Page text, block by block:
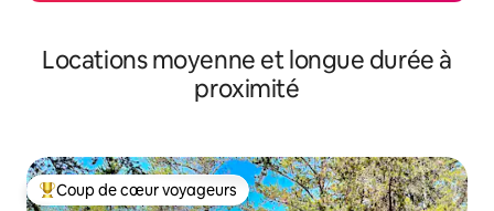
Locations moyenne et longue durée à
proximité
Coups de cœur voyageurs les plus appréciés
Coup de cœur voyageurs